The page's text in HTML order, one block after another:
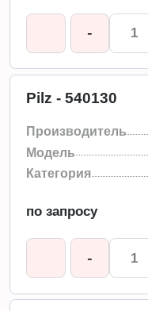
-
Pilz - 540130
Производитель
Модель
Категория
по запросу
-